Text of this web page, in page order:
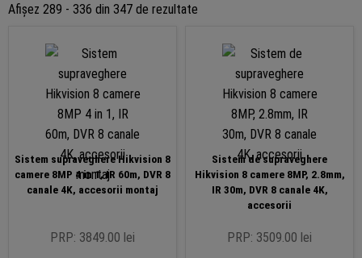
Afișez 289 - 336 din 347 de rezultate
Sistem supraveghere Hikvision 8
camere 8MP 4 in 1, IR 60m, DVR 8
canale 4K, accesorii montaj
PRP: 3849.00 lei
Sistem de supraveghere
Hikvision 8 camere 8MP, 2.8mm,
IR 30m, DVR 8 canale 4K,
accesorii
PRP: 3509.00 lei